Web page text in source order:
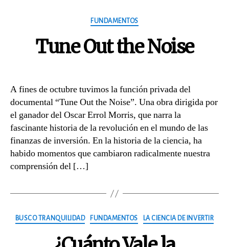
Categories
FUNDAMENTOS
Tune Out the Noise
A fines de octubre tuvimos la función privada del
documental “Tune Out the Noise”. Una obra dirigida por
el ganador del Oscar Errol Morris, que narra la
fascinante historia de la revolución en el mundo de las
finanzas de inversión. En la historia de la ciencia, ha
habido momentos que cambiaron radicalmente nuestra
comprensión del […]
Categories
BUSCO TRANQUILIDAD FUNDAMENTOS LA CIENCIA DE INVERTIR